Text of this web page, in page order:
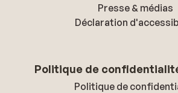
Presse & médias
Déclaration
Politique de
Politique de